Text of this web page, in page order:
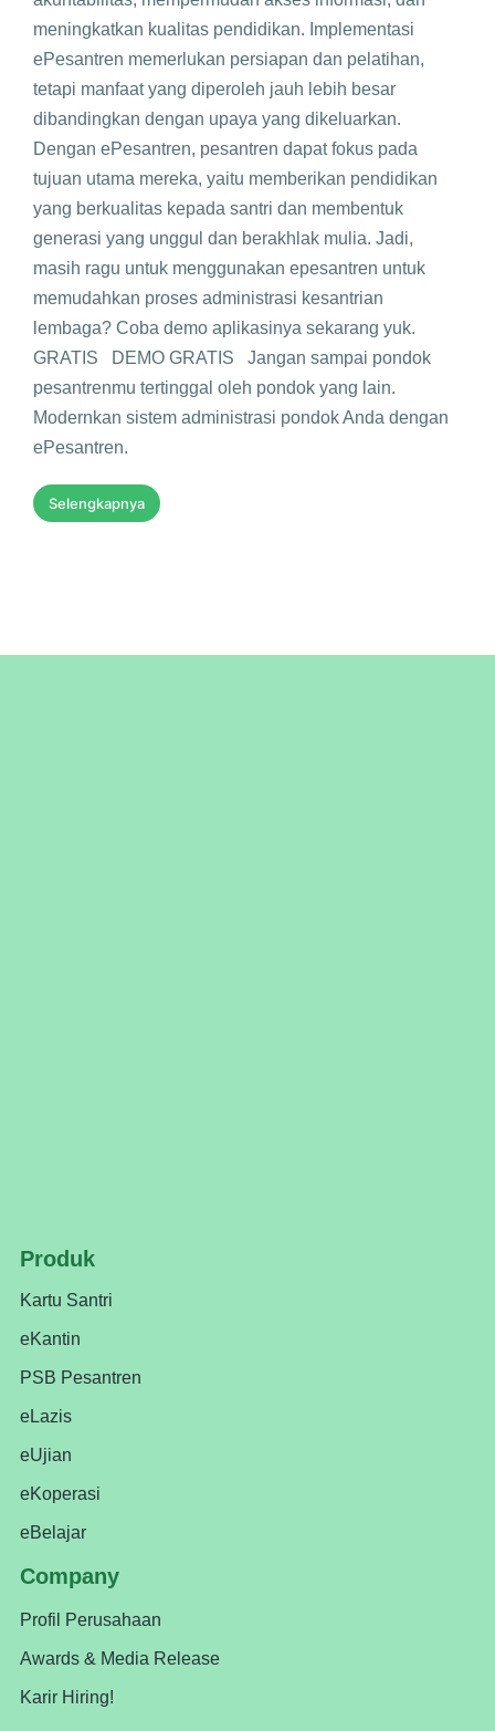
meningkatkan kualitas pendidikan. Implementasi
ePesantren memerlukan persiapan dan pelatihan,
tetapi manfaat yang diperoleh jauh lebih besar
dibandingkan dengan upaya yang dikeluarkan.
Dengan ePesantren, pesantren dapat fokus pada
tujuan utama mereka, yaitu memberikan pendidikan
yang berkualitas kepada santri dan membentuk
generasi yang unggul dan berakhlak mulia. Jadi,
masih ragu untuk menggunakan epesantren untuk
memudahkan proses administrasi kesantrian
lembaga? Coba demo aplikasinya sekarang yuk.
GRATIS DEMO GRATIS Jangan sampai pondok
pesantrenmu tertinggal oleh pondok yang lain.
Modernkan sistem administrasi pondok Anda dengan
ePesantren.
Selengkapnya
Produk
Kartu Santri
eKantin
PSB Pesantren
eLazis
eUjian
eKoperasi
eBelajar
Company
Profil Perusahaan
Awards & Media Release
Karir Hiring!